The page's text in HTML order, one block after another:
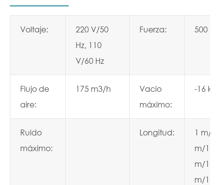
Voltaje:
220 V/50
Hz, 110
V/60 Hz
Fuerza: 500 W
Flujo de
aire:
175 m3/h
Vacío
máximo:
-16
Ruido
máximo:
Longitud:
1 m/
m/1,4
m/1,6
m/1,8